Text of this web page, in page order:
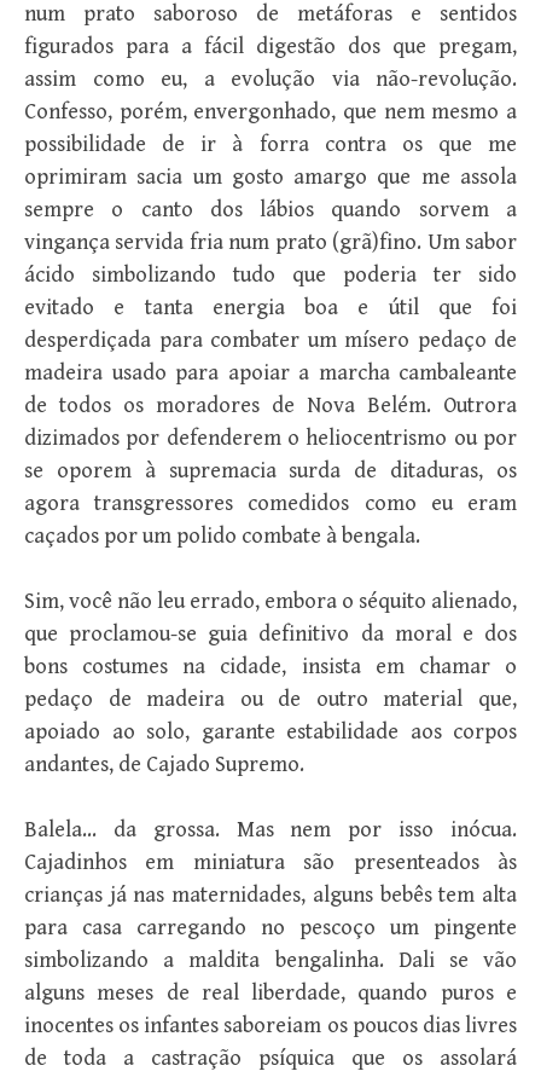
num prato saboroso de metáforas e sentidos
figurados para a fácil digestão dos que pregam,
assim como eu, a evolução via não-revolução.
Confesso, porém, envergonhado, que nem mesmo a
possibilidade de ir à forra contra os que me
oprimiram sacia um gosto amargo que me assola
sempre o canto dos lábios quando sorvem a
vingança servida fria num prato (grã)fino. Um sabor
ácido simbolizando tudo que poderia ter sido
evitado e tanta energia boa e útil que foi
desperdiçada para combater um mísero pedaço de
madeira usado para apoiar a marcha cambaleante
de todos os moradores de Nova Belém. Outrora
dizimados por defenderem o heliocentrismo ou por
se oporem à supremacia surda de ditaduras, os
agora transgressores comedidos como eu eram
caçados por um polido combate à bengala.
Sim, você não leu errado, embora o séquito alienado,
que proclamou-se guia definitivo da moral e dos
bons costumes na cidade, insista em chamar o
pedaço de madeira ou de outro material que,
apoiado ao solo, garante estabilidade aos corpos
andantes, de Cajado Supremo.
Balela… da grossa. Mas nem por isso inócua.
Cajadinhos em miniatura são presenteados às
crianças já nas maternidades, alguns bebês tem alta
para casa carregando no pescoço um pingente
simbolizando a maldita bengalinha. Dali se vão
alguns meses de real liberdade, quando puros e
inocentes os infantes saboreiam os poucos dias livres
de toda a castração psíquica que os assolará